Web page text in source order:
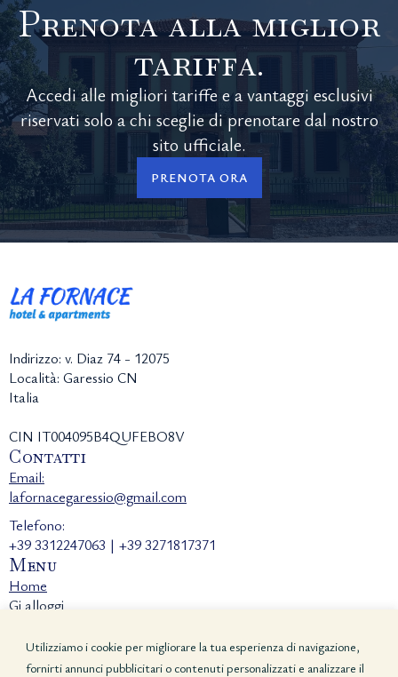
Utilizziamo i cookie per migliorare la tua esperienza di navigazione,
fornirti annunci pubblicitari o contenuti personalizzati e analizzare il
Prenota alla miglior
tariffa.
Accedi alle migliori tariffe e a vantaggi esclusivi
riservati solo a chi sceglie di prenotare dal nostro
sito ufficiale.
PRENOTA ORA
Indirizzo: v. Diaz 74 - 12075
Località: Garessio CN
Italia
CIN IT004095B4QUFEBO8V
Contatti
Email:
lafornacegaressio@gmail.com
Telefono:
+39 3312247063 | +39 3271817371
Menu
Home
Gi alloggi
Privacy e Cookies Policy